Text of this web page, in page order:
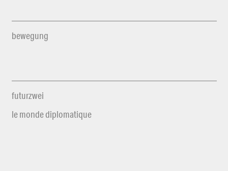
bewegung
futurzwei
le monde diplomatique